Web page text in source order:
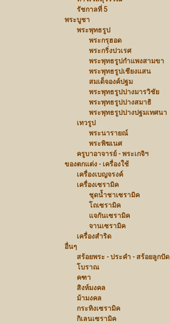
รัชกาลที่ 5
พระบูชา
พระพุทธรูป
พระกรุฮอด
พระกริ่งปวเรศ
พระพุทธรูปกำแพงสามขา
พระพุทธรูปเชียงแสน
สมเด็จองค์ปฐม
พระพุทธรูปปางมารวิชัย
พระพุทธรูปปางสมาธิ
พระพุทธรูปปางปฐมเทศนา
เทวรูป
พระนารายณ์
พระพิฆเนศ
ครูบาอาจารย์ - พระเกจิฯ
ของตกแต่ง - เครื่องใช้
เครื่องเบญจรงค์
เครื่องเซรามิค
ชุดน้ำชาเซรามิค
โถเซรามิค
แจกันเซรามิค
จานเซรามิค
เครื่องสำริด
อื่นๆ
สร้อยพระ - ประคำ - สร้อยลูกปัด
โบราณ
คฑา
สิงห์มงคล
ม้ามงคล
กระทิงเซรามิค
กิเลนเซรามิค